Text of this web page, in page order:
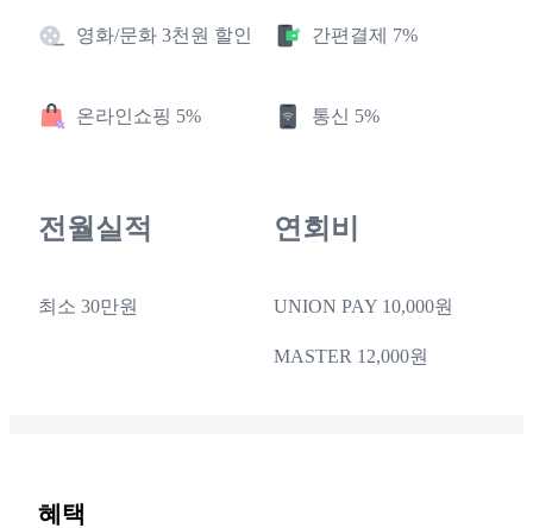
영화/문화 3천원 할인 간편결제 7%
온라인쇼핑 5% 통신 5%
전월실적
최소 30만원
연회비
UNION PAY 10,000원
MASTER 12,000원
혜택